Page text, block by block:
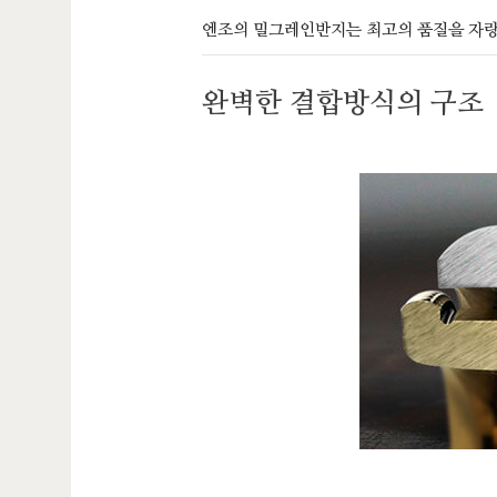
엔조의 밀그레인반지는 최고의 품질을 자
완벽한 결합방식의 구조